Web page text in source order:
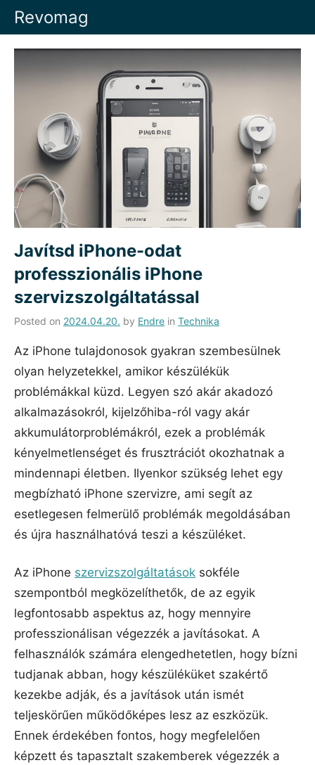
Skip
content
Revomag
Javítsd iPhone-odat
professzionális iPhone
szervizszolgáltatással
Posted on 2024.04.20. by Endre in Technika
Az iPhone tulajdonosok gyakran szembesülnek
olyan helyzetekkel, amikor készülékük
problémákkal küzd. Legyen szó akár akadozó
alkalmazásokról, kijelzőhiba-ról vagy akár
akkumulátorproblémákról, ezek a problémák
kényelmetlenséget és frusztrációt okozhatnak a
mindennapi életben. Ilyenkor szükség lehet egy
megbízható iPhone szervizre, ami segít az
esetlegesen felmerülő problémák megoldásában
és újra használhatóvá teszi a készüléket.
Az iPhone szervizszolgáltatások sokféle
szempontból megközelíthetők, de az egyik
legfontosabb aspektus az, hogy mennyire
professzionálisan végezzék a javításokat. A
felhasználók számára elengedhetetlen, hogy bízni
tudjanak abban, hogy készüléküket szakértő
kezekbe adják, és a javítások után ismét
teljeskörűen működőképes lesz az eszközük.
Ennek érdekében fontos, hogy megfelelően
képzett és tapasztalt szakemberek végezzék a